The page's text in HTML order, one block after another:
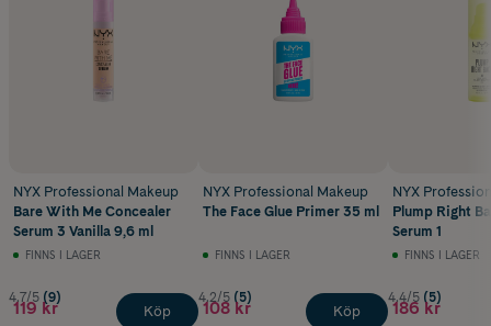
NYX Professional Makeup
Bare With Me Concealer
Serum 3 Vanilla 9,6 ml
FINNS I LAGER
4.7/5 (9)
119 kr Köp
NYX Professional Makeup
The Face Glue Primer 35 ml
FINNS I LAGER
4.2/5 (5)
108 kr Köp
NYX
Plump Right
Serum 1
FINNS I LAGER
4.4/5 (5)
186 kr